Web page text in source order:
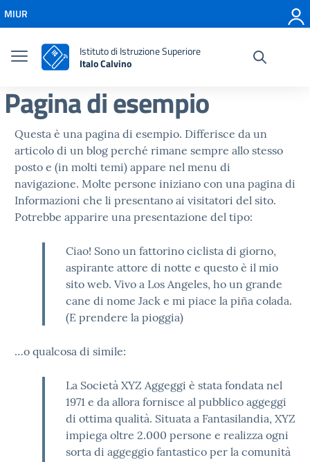
Vai al menu di navigazione
Vai al footer
MIUR
Istituto di Istruzione Superiore
Italo Calvino
Pagina di esempio
Questa è una pagina di esempio. Differisce da un
articolo di un blog perché rimane sempre allo stesso
posto e (in molti temi) appare nel menu di
navigazione. Molte persone iniziano con una pagina di
Informazioni che li presentano ai visitatori del sito.
Potrebbe apparire una presentazione del tipo:
Ciao! Sono un fattorino ciclista di giorno,
aspirante attore di notte e questo è il mio
sito web. Vivo a Los Angeles, ho un grande
cane di nome Jack e mi piace la piña colada.
(E prendere la pioggia)
…o qualcosa di simile:
La Società XYZ Aggeggi è stata fondata nel
1971 e da allora fornisce al pubblico aggeggi
di ottima qualità. Situata a Fantasilandia, XYZ
impiega oltre 2.000 persone e realizza ogni
sorta di aggeggio fantastico per la comunità